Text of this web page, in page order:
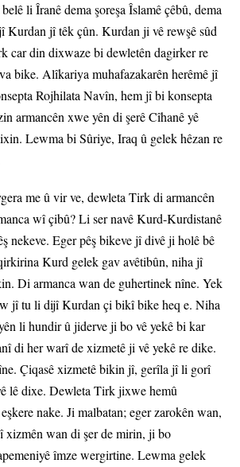
li Îranê dema şoreşa Îslamê çêbû, dema
Kurdan jî têk çûn. Kurdan ji vê rewşê sûd
car din dixwaze bi dewletên dagirker re
bike. Alîkariya muhafazakarên herêmê jî
Rojhilata Navîn, hem jî bi konsepta
armancên xwe yên di şerê Cîhanê yê
Lewma bi Sûriye, Iraq û gelek hêzan re
me û vir ve, dewleta Tirk di armancên
wî çibû? Li ser navê Kurd-Kurdistanê
nekeve. Eger pêş bikeve jî divê ji holê bê
Kurd gelek gav avêtibûn, niha jî
Di armanca wan de guhertinek nîne. Yek
jî tu li dijî Kurdan çi bikî bike heq e. Niha
li hundir û jiderve ji bo vê yekê bi kar
di her warî de xizmetê ji vê yekê re dike.
Çiqasê xizmetê bikin jî, gerîla jî li gorî
lê dixe. Dewleta Tirk jixwe hemû
nake. Ji malbatan; eger zarokên wan,
xizmên wan di şer de mirin, ji bo
îmze wergirtine. Lewma gelek